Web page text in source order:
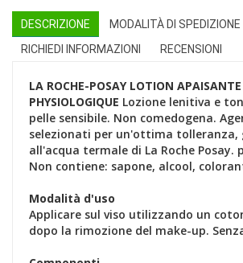
DESCRIZIONE
MODALITÀ DI SPEDIZIONE
RICHIEDI INFORMAZIONI
RECENSIONI
LA ROCHE-POSAY LOTION APAISANTE
PHYSIOLOGIQUE Lozione lenitiva e
pelle sensibile. Non comedogena.
selezionati per un'ottima tolleranza,
all'acqua termale di La Roche Posay.
Non contiene: sapone, alcool,
Modalità d'uso
Applicare sul viso utilizzando un
dopo la rimozione del make-up.